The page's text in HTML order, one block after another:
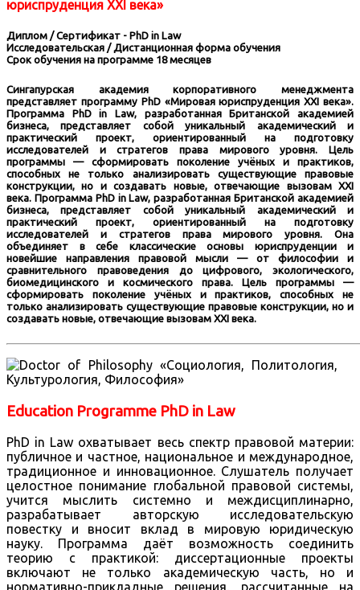
юриспруденция XXI века»
Диплом / Сертификат - PhD in Law
Исследовательская / Дистанционная форма обучения
Срок обучения на программе 18 месяцев
Сингапурская академия корпоративного менеджмента
представляет программу PhD «Мировая юриспруденция XXI века».
Программа PhD in Law, разработанная Британской академией
бизнеса, представляет собой уникальный академический и
практический проект, ориентированный на подготовку
исследователей и стратегов права мирового уровня. Цель
программы — сформировать поколение учёных и практиков,
способных не только анализировать существующие правовые
конструкции, но и создавать новые, отвечающие вызовам XXI
века. Программа PhD in Law, разработанная Британской академией
бизнеса, представляет собой уникальный академический и
практический проект, ориентированный на подготовку
исследователей и стратегов права мирового уровня. Она
объединяет в себе классические основы юриспруденции и
новейшие направления правовой мысли — от философии и
сравнительного правоведения до цифрового, экологического,
биомедицинского и космического права. Цель программы —
сформировать поколение учёных и практиков, способных не
только анализировать существующие правовые конструкции, но и
создавать новые, отвечающие вызовам XXI века.
Education Programme PhD in Law
PhD in Law охватывает весь спектр правовой материи:
публичное и частное, национальное и международное,
традиционное и инновационное. Слушатель получает
целостное понимание глобальной правовой системы,
учится мыслить системно и междисциплинарно,
разрабатывает авторскую исследовательскую
повестку и вносит вклад в мировую юридическую
науку. Программа даёт возможность соединить
теорию с практикой: диссертационные проекты
включают не только академическую часть, но и
нормативно-прикладные решения, рассчитанные на